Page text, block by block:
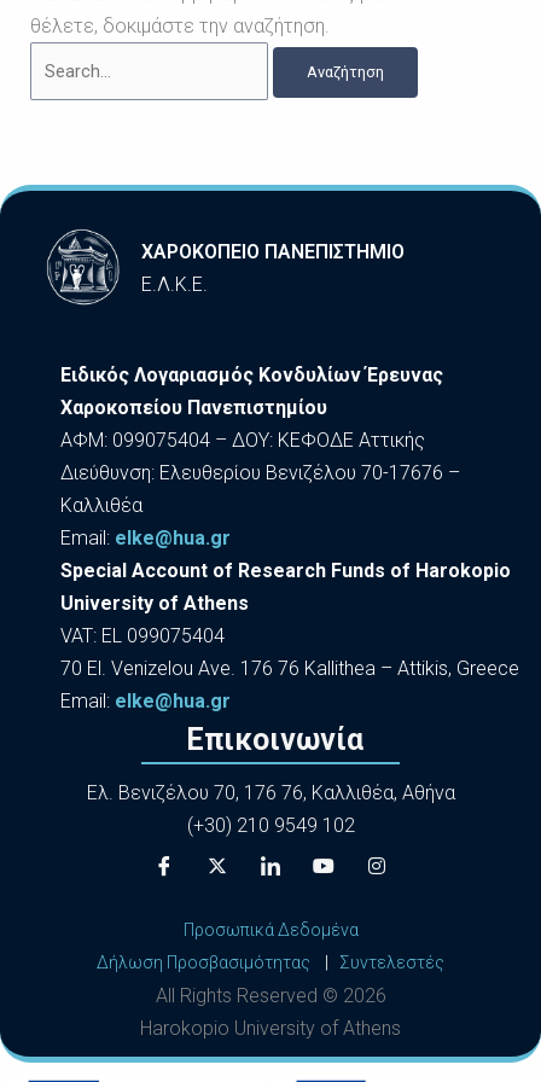
θέλετε, δοκιμάστε την αναζήτηση.
ΧΑΡΟΚΟΠΕΙΟ ΠΑΝΕΠΙΣΤΗΜΙΟ
Ε.Λ.Κ.Ε.
Ειδικός Λογαριασμός Κονδυλίων Έρευνας
Χαροκοπείου Πανεπιστημίου
ΑΦΜ: 099075404 – ΔΟΥ: ΚΕΦΟΔΕ Αττικής
Διεύθυνση: Ελευθερίου Βενιζέλου 70-17676 –
Καλλιθέα
Εmail: elke@hua.gr
Special Account of Research Funds of Harokopio
University of Athens
VAT: EL 099075404
70 El. Venizelou Ave. 176 76 Kallithea – Attikis, Greece
Εmail: elke@hua.gr
Επικοινωνία
Ελ. Βενιζέλου 70, 176 76, Καλλιθέα, Αθήνα
(+30) 210 9549 102
Προσωπικά Δεδομένα
Δήλωση Προσβασιμότητας
Συντελεστές
All Rights Reserved © 2026
Harokopio University of Athens